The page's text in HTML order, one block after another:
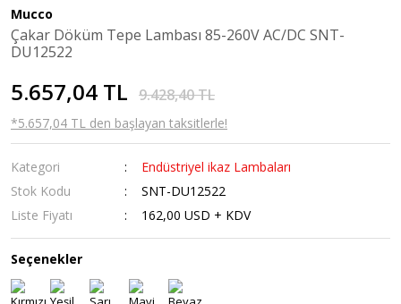
Mucco
Çakar Döküm Tepe Lambası 85-260V AC/DC SNT-
DU12522
5.657,04 TL 9.428,40 TL
*5.657,04 TL den başlayan taksitlerle!
Kategori
Endüstriyel ikaz Lambaları
Stok Kodu
SNT-DU12522
Liste Fiyatı
162,00 USD + KDV
Seçenekler